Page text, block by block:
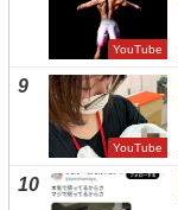
YouTube
9
YouTube
10